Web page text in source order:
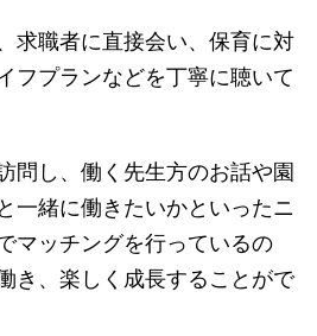
求職者に直接会い、保育に対
フプランなどを丁寧に聴いて
問し、働く先生方のお話や園
一緒に働きたいかといったニ
マッチングを行っているの
き、楽しく成長することがで